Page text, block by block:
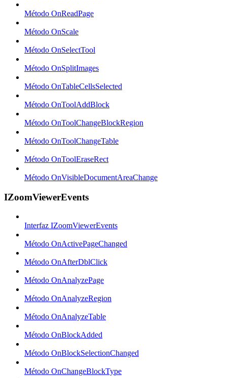
Método OnReadPage
Método OnScale
Método OnSelectTool
Método OnSplitImages
Método OnTableCellsSelected
Método OnToolAddBlock
Método OnToolChangeBlockRegion
Método OnToolChangeTable
Método OnToolEraseRect
Método OnVisibleDocumentAreaChange
IZoomViewerEvents
Interfaz IZoomViewerEvents
Método OnActivePageChanged
Método OnAfterDblClick
Método OnAnalyzePage
Método OnAnalyzeRegion
Método OnAnalyzeTable
Método OnBlockAdded
Método OnBlockSelectionChanged
Método OnChangeBlockType